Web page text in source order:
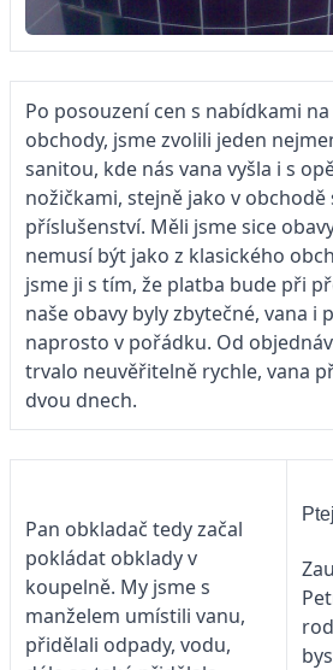
Po posouzení cen s nabídkami
obchody, jsme zvolili jeden
sanitou, kde nás vana vyšla i s
nožičkami, stejně jako v obchodě
příslušenství. Měli jsme sice
nemusí být jako z klasického
jsme ji s tím, že platba bude při
naše obavy byly zbytečné, vana i
naprosto v pořádku. Od
trvalo neuvěřitelně rychle, vana
dvou dnech.
Pan obkladač tedy začal
pokládat obklady v
koupelně. My jsme s
manželem umístili vanu,
přidělali odpady, vodu,